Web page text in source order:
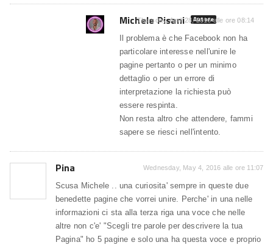
Michele Pisani Autore
Thursday, April 28, 2016 alle ore 08:14
Il problema è che Facebook non ha
particolare interesse nell'unire le
pagine pertanto o per un minimo
dettaglio o per un errore di
interpretazione la richiesta può
essere respinta.
Non resta altro che attendere, fammi
sapere se riesci nell'intento.
Pina Wednesday, May 4, 2016 alle ore 11:07
Scusa Michele .. una curiosita' sempre in queste due
benedette pagine che vorrei unire. Perche' in una nelle
informazioni ci sta alla terza riga una voce che nelle
altre non c'e' "Scegli tre parole per descrivere la tua
Pagina" ho 5 pagine e solo una ha questa voce e proprio